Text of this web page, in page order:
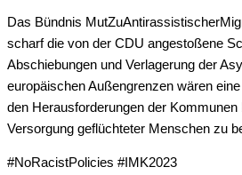
Das Bündnis
scharf die von der CDU angestoßene
Abschiebungen und Verlagerung der
europäischen Außengrenzen wären
den Herausforderungen der Kommunen
Versorgung geflüchteter Menschen zu
#NoRacistPolicies #IMK2023